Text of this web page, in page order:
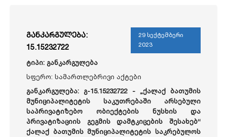
განკარგულება:
15.15232722
29 სექტემბერი
2023
ტიპი: განკარგულება
სფერო: სამართლებრივი აქტები
განკარგულება: გ-15.15232722 - „ქალაქ ბათუმის
მუნიციპალიტეტის საკუთრებაში არსებული
საპრივატიზებო ობიექტების ნუსხის და
პრივატიზაციის გეგმის დამტკიცების შესახებ“
ქალაქ ბათუმის მუნიციპალიტეტის საკრებულოს